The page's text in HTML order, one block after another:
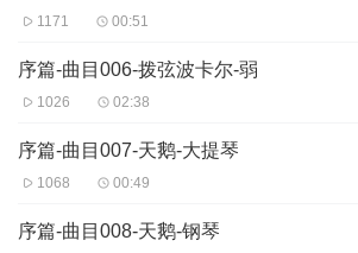
1171 00:51
序篇-曲目006-拨弦波卡尔-弱
1026 02:38
序篇-曲目007-天鹅-大提琴
1068 00:49
序篇-曲目008-天鹅-钢琴